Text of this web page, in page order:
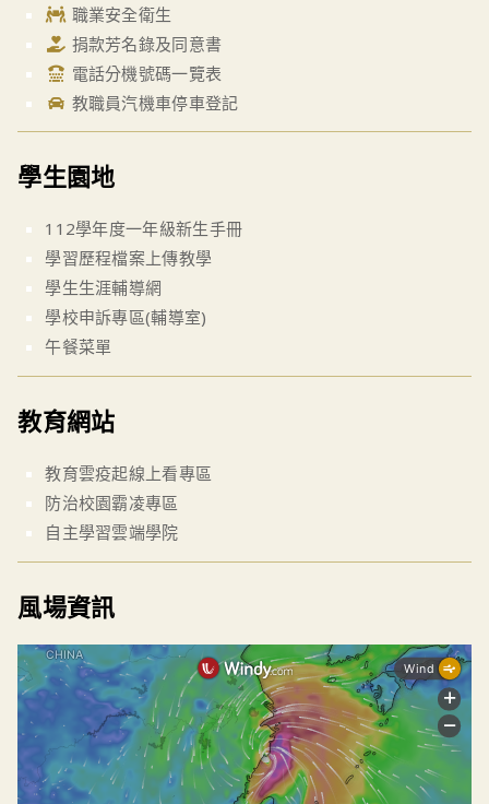
職業安全衛生
捐款芳名錄及同意書
電話分機號碼一覽表
教職員汽機車停車登記
學生園地
112學年度一年級新生手冊
學習歷程檔案上傳教學
學生生涯輔導網
學校申訴專區(輔導室)
午餐菜單
教育網站
教育雲疫起線上看專區
防治校園霸凌專區
自主學習雲端學院
風場資訊